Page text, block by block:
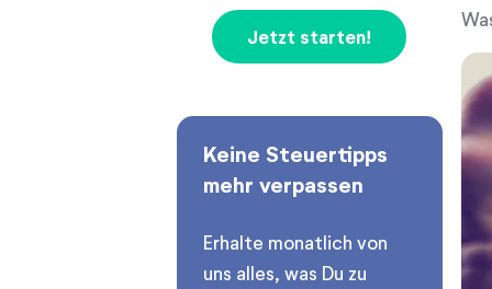
Jetzt starten!
Keine Steuertipps
mehr verpassen
Erhalte monatlich von
uns alles, was Du zu